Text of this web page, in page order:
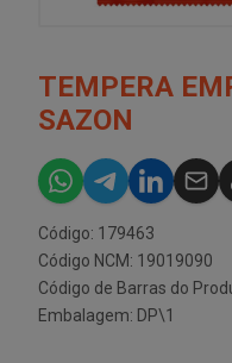
TEMPERA
SAZON
Código: 179463
Código NCM: 19019090
Código de Barras do
Embalagem: DP\1